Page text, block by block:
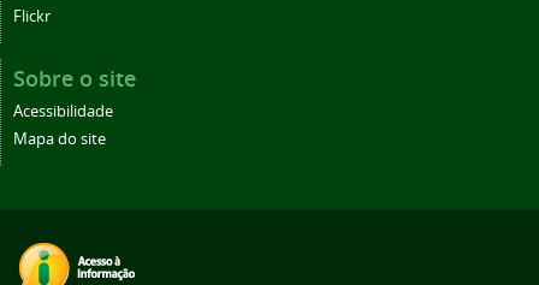
Flickr
Sobre o site
Acessibilidade
Mapa do site